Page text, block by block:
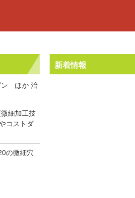
ン ほか 治
細加工技
コストダ
の微細穴
新着情報